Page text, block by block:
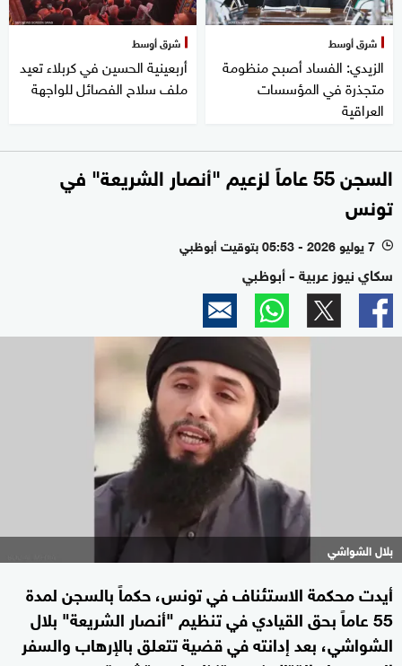
شرق أوسط
الزيدي: الفساد أصبح منظومة
متجذرة في المؤسسات
العراقية
شرق أوسط
أربعينية الحسين في كربلاء تعيد
ملف سلاح الفصائل للواجهة
السجن 55 عاماً لزعيم "أنصار الشريعة" في
تونس
l 7 يوليو 2026 - 05:53 بتوقيت أبوظبي
سكاي نيوز عربية - أبوظبي
بلال الشواشي
أيدت محكمة الاستئناف في تونس، حكماً بالسجن لمدة
55 عاماً بحق القيادي في تنظيم "أنصار الشريعة" بلال
الشواشي، بعد إدانته في قضية تتعلق بالإرهاب والسفر